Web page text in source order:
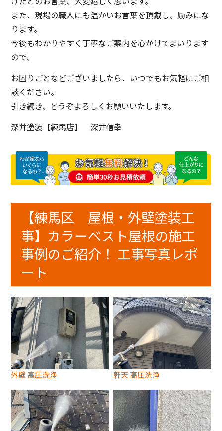
また、現場の職人にも温かいお言葉を頂戴し、励みにな
ります。
今後もわかりやすく丁寧なご案内を心がけてまいります
ので、
お困りごとなどございましたら、いつでもお気軽にご相
談ください。
引き続き、どうぞよろしくお願いいたします。
深井塗装【練馬店】 深井信幸
【練馬区 屋根・外壁塗装工
事】カラーベスト屋根の施工
事例のご紹介！ 工事写真レポ
ート
外壁 高圧洗浄 軒天 高圧洗浄